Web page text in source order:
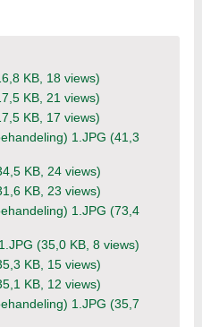
KB, 18 views)
KB, 21 views)
KB, 17 views)
1.JPG (41,3
KB, 24 views)
KB, 23 views)
1.JPG (73,4
(35,0 KB, 8 views)
KB, 15 views)
KB, 12 views)
1.JPG (35,7